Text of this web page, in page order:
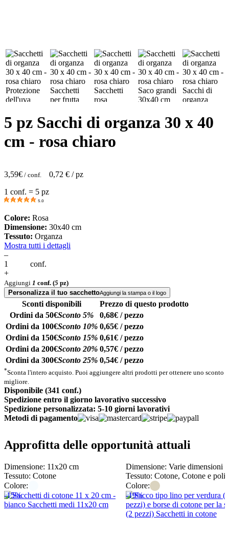
5 pz Sacchi di organza 30 x 40
cm - rosa chiaro
3,59€ / conf.
1 conf. = 5 pz
0,72 € / pz
5.0
Colore: Rosa
Dimensione: 30x40 cm
Tessuto: Organza
Mostra tutti i dettagli
–
conf.
+
Aggiungi 1 conf. (5 pz)
Personalizza il tuo sacchettoAggiungi la stampa o il logo
Sconti disponibili
Prezzo di questo prodotto
Ordini da 50€Sconto 5%
0,68€ / pezzo
Ordini da 100€Sconto 10% 0,65€ / pezzo
Ordini da 150€Sconto 15% 0,61€ / pezzo
Ordini da 200€Sconto 20% 0,57€ / pezzo
Ordini da 300€Sconto 25% 0,54€ / pezzo
*Sconta l'intero acquisto. Puoi aggiungere altri prodotti per ottenere uno sconto
migliore.
Disponibile (341 conf.)
Spedizione entro il giorno lavorativo successivo
Spedizione personalizzata: 5-10 giorni lavorativi
Metodi di pagamento
Approfitta delle opportunità attuali
Dimensione: 11x20 cm
Tessuto: Cotone
Colore:
-15%
Dimensione: Varie dimensioni
Tessuto: Cotone, Cotone e
Colore:
-19%